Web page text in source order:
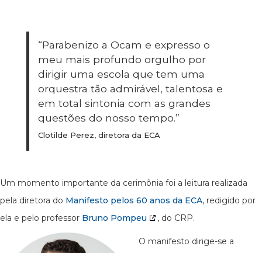
“Parabenizo a Ocam e expresso o
meu mais profundo orgulho por
dirigir uma escola que tem uma
orquestra tão admirável, talentosa e
em total sintonia com as grandes
questões do nosso tempo.”
Clotilde Perez, diretora da ECA
Um momento importante da cerimônia foi a leitura realizada
pela diretora do Manifesto pelos 60 anos da ECA, redigido por
ela e pelo professor Bruno Pompeu , do CRP.
O manifesto dirige-se a